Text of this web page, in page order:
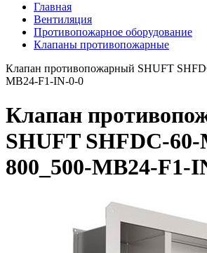
Главная
Вентиляция
Противопожарное оборудование
Клапаны противопожарные
Клапан противопожарный SHUFT
MB24-F1-IN-0-0
Клапан
SHUFT SHFDC-
800_500-MB24-F1-